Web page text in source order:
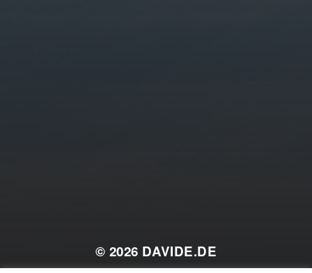
© 2026 DAVIDE.DE